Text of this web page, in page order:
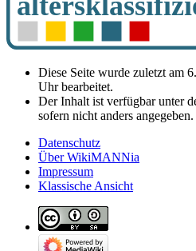
Diese Seite wurde zuletzt am
Uhr bearbeitet.
Der Inhalt ist verfügbar unter
sofern nicht anders angegeben.
Datenschutz
Über WikiMANNia
Impressum
Klassische Ansicht